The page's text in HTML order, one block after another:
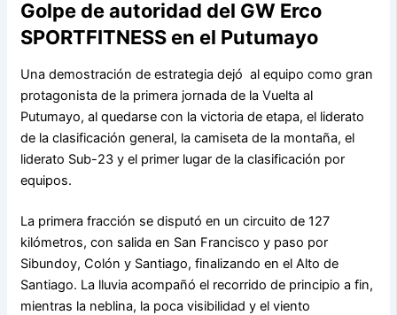
Golpe de autoridad del GW Erco
SPORTFITNESS en el Putumayo
Una demostración de estrategia dejó al equipo como gran
protagonista de la primera jornada de la Vuelta al
Putumayo, al quedarse con la victoria de etapa, el liderato
de la clasificación general, la camiseta de la montaña, el
liderato Sub-23 y el primer lugar de la clasificación por
equipos.
La primera fracción se disputó en un circuito de 127
kilómetros, con salida en San Francisco y paso por
Sibundoy, Colón y Santiago, finalizando en el Alto de
Santiago. La lluvia acompañó el recorrido de principio a fin,
mientras la neblina, la poca visibilidad y el viento